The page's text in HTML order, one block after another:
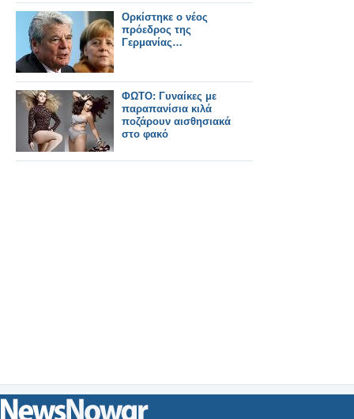
Ορκίστηκε ο νέος
πρόεδρος της
Γερμανίας…
ΦΩΤΟ: Γυναίκες με
παραπανίσια κιλά
ποζάρουν αισθησιακά
στο φακό